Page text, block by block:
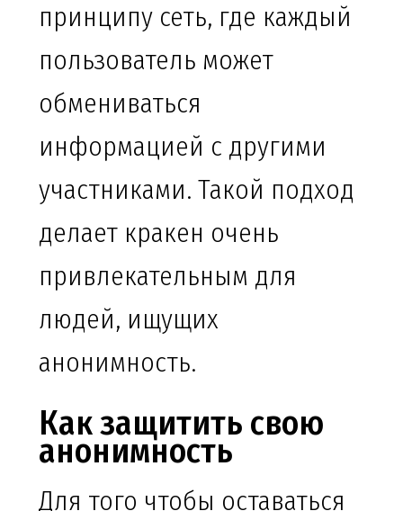
принципу сеть, где каждый
пользователь может
обмениваться
информацией с другими
участниками. Такой подход
делает кракен очень
привлекательным для
людей, ищущих
анонимность.
Как защитить свою
анонимность
Для того чтобы оставаться